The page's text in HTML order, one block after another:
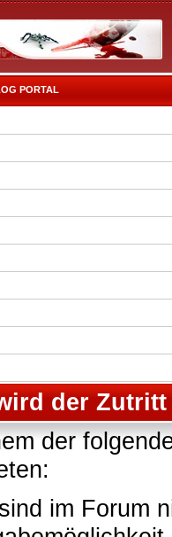
PORTAL
der
der
im Forum